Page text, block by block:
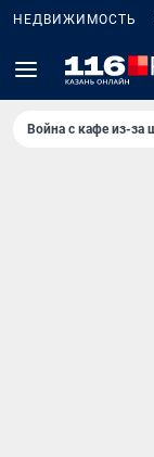
НЕДВИЖИМОСТЬ
Война с кафе из-за